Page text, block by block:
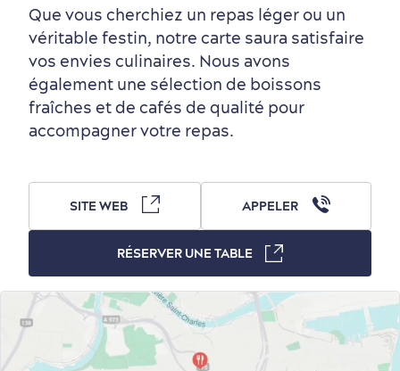
Autour du centre-ville
Périphérie de la ville
Activités en été
Activités en hiver
dans le Vieux-Québec
en famille
Hôtels écologiques
Centres de villégiature
Magazine Québec cité
Informations pratiques
Que vous cherchiez un repas léger ou un
véritable festin, notre carte saura satisfaire
vos envies culinaires. Nous avons
également une sélection de boissons
fraîches et de cafés de qualité pour
accompagner votre repas.
SITE WEB APPELER
RÉSERVER UNE TABLE